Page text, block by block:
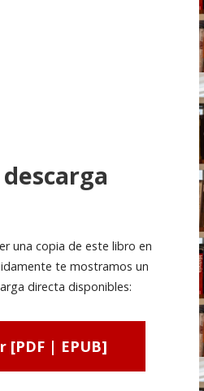
una copia de este libro en
te mostramos un
directa disponibles:
[PDF | EPUB]